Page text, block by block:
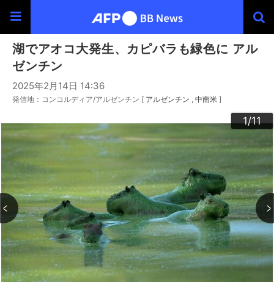
湖でアオコ大発生、カピバラも緑色に アル
ゼンチン
2025年2月14日 14:36
発信地：コンコルディア/アルゼンチン [ アルゼンチン 中南米 ]
1/11
2/11
3/11
4/11
5/11
6/11
7/11
8/11
9/11
10/11
11/11